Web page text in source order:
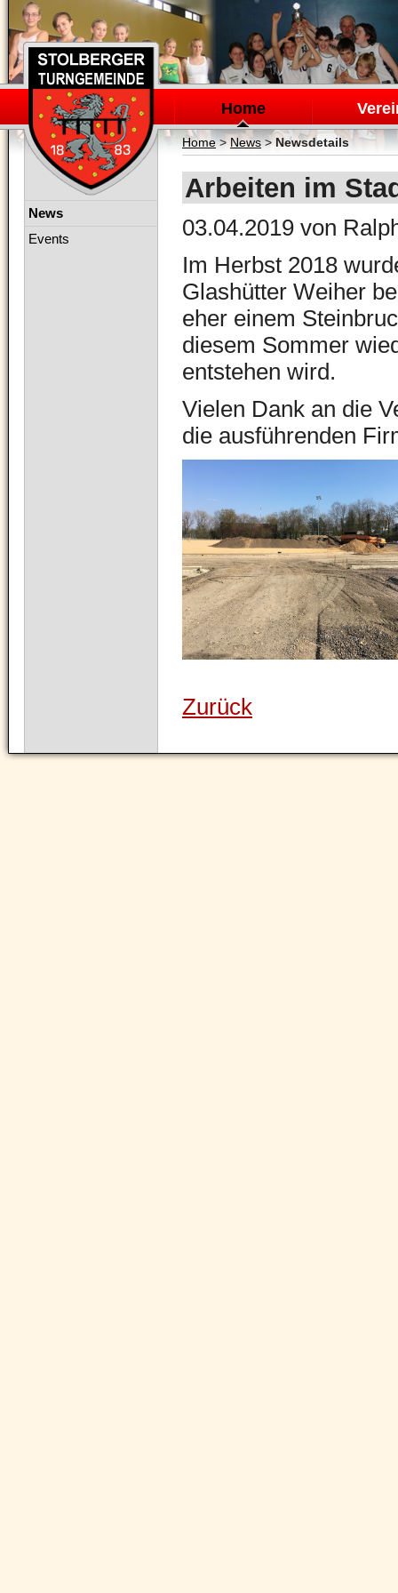
Navigation
überspringen
Home
Home> News>Newsdetails
Arbeiten im
03.04.2019 von
Im Herbst 2018
Glashütter Weiher
eher einem
diesem Sommer
entstehen wird.
Vielen Dank an die
die ausführenden
Zurück
Navigation
News
Events
Navigation